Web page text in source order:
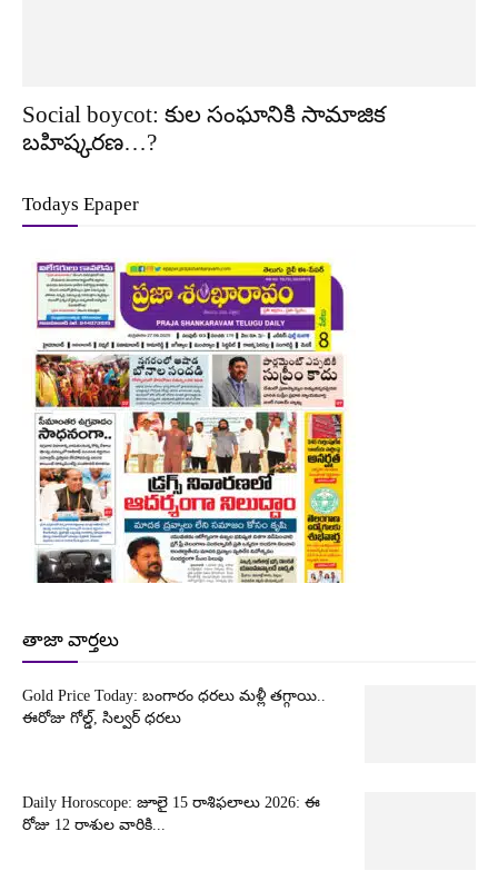
Social boycot: కుల సంఘానికి సామాజిక
బహిష్కరణ…?
Todays Epaper
తాజా వార్తలు
Gold Price Today: బంగారం ధరలు మళ్లీ తగ్గాయి..
ఈరోజు గోల్డ్, సిల్వర్ ధరలు
Daily Horoscope: జూలై 15 రాశిఫలాలు 2026: ఈ
రోజు 12 రాశుల వారికి...